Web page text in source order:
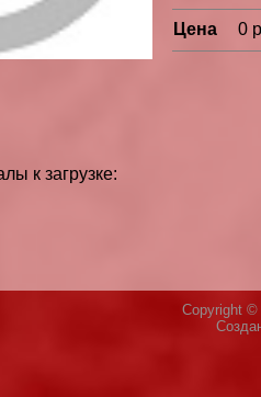
к загрузке:
Цена 0
Copyright